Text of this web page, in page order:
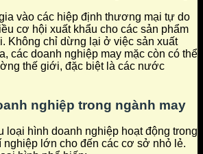
vào các hiệp định thương mại tự do
cơ hội xuất khẩu cho các sản phẩm
Không chỉ dừng lại ở việc sản xuất
các doanh nghiệp may mặc còn có thể
thế giới, đặc biệt là các nước
nghiệp trong ngành may
loại hình doanh nghiệp hoạt động trong
nghiệp lớn cho đến các cơ sở nhỏ lẻ.